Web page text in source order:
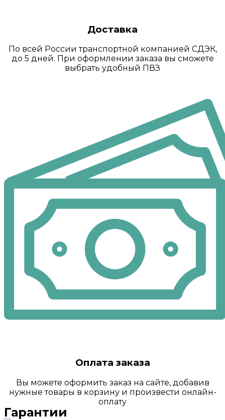
Доставка
По всей России транспортной компанией СДЭК,
до 5 дней. При оформлении заказа вы сможете
выбрать удобный ПВЗ
Оплата заказа
Вы можете оформить заказ на сайте, добавив
нужные товары в корзину и произвести онлайн-
оплату
Гарантии